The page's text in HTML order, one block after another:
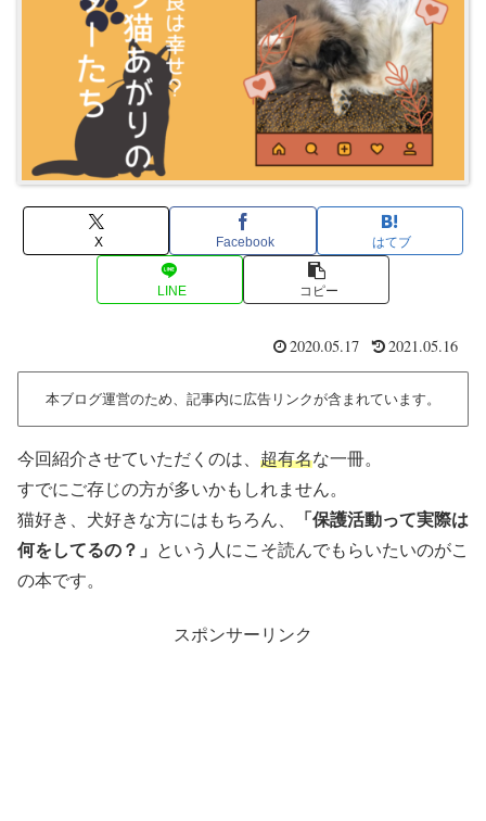
X Facebook はてブ
LINE コピー
2020.05.17 2021.05.16
本ブログ運営のため、記事内に広告リンクが含まれています。
今回紹介させていただくのは、 超有名な一冊。
すでにご存じの方が多いかもしれません。
猫好き、犬好きな方にはもちろん、
「保護活動って実際は
何をしてるの？」
という人にこそ読んでもらいたいのがこ
の本です。
スポンサーリンク